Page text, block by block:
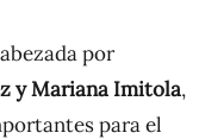
por
y Mariana Imitola,
para el